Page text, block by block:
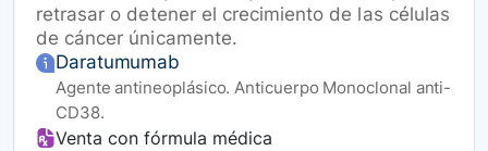
retrasar o detener el crecimiento de las células
de cáncer únicamente.
Daratumumab
Agente antineoplásico. Anticuerpo Monoclonal anti-
CD38.
Venta con fórmula médica